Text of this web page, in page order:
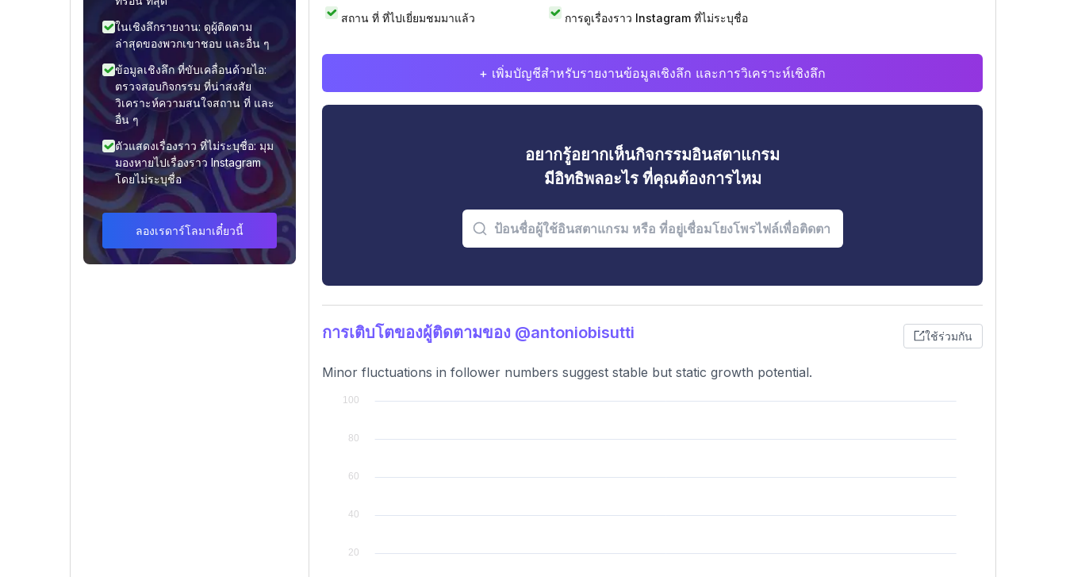
ในเชิงลึกรายงาน: ดูผู้ติดตาม
ล่าสุดของพวกเขาชอบ และอื่น ๆ
ข้อมูลเชิงลึก ที่ขับเคลื่อนด้วยไอ:
ตรวจสอบกิจกรรม ที่น่าสงสัย
วิเคราะห์ความสนใจสถาน ที่ และ
อื่น ๆ
ตัวแสดงเรื่องราว ที่ไม่ระบุชื่อ: มุม
มองหายไปเรื่องราว Instagram
โดยไม่ระบุชื่อ
ลองเรดาร์โลมาเดี๋ยวนี้
สถาน ที่ ที่ไปเยี่ยมชมมาแล้ว การดูเรื่องราว Instagram ที่ไม่ระบุชื่อ
+ เพิ่มบัญชีสำหรับรายงานข้อมูลเชิงลึก และการวิเคราะห์เชิงลึก
อยากรู้อยากเห็นกิจกรรมอินสตาแกรม
มีอิทธิพลอะไร ที่คุณต้องการไหม
การเติบโตของผู้ติดตามของ @antoniobisutti ใช้ร่วมกัน
Minor fluctuations in follower numbers suggest stable but static growth potential.